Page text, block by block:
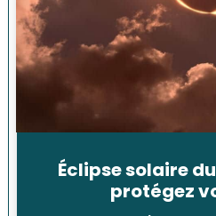
Éclipse solaire
protégez